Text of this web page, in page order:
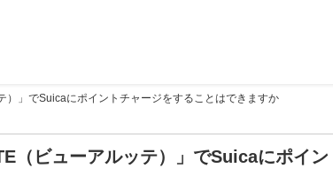
）」でSuicaにポイントチャージをすることはできますか
（ビューアルッテ）」でSuicaにポイ